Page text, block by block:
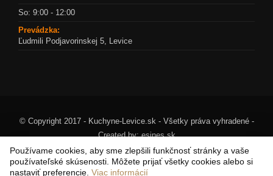
So: 9:00 - 12:00
Prevádzka:
Ľudmili Podjavorinskej 5, Levice
© Copyright 2017 - Kuchyne-Levice.sk - Všetky práva vyhradené -
Created by:esines.sk
Používame cookies, aby sme zlepšili funkčnosť stránky a vaše
používateľské skúsenosti. Môžete prijať všetky cookies alebo si
nastaviť preferencie. Viac informácií